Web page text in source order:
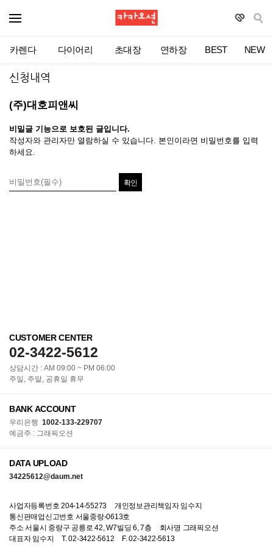
카렌다 다이어리 초대장 연하장 BEST NEW
신청내역
(주)대호피앤씨
비밀글 기능으로 보호된 글입니다.
작성자와 관리자만 열람하실 수 있습니다. 본인이라면 비밀번호를 입력
하세요.
CUSTOMER CENTER
02-3422-5612
상담시간 : AM 09:00 ~ PM 06:00
주일, 주말, 공휴일 휴무
BANK ACCOUNT
우리은행 1002-133-229707
예금주 : 그래픽오션
DATA UPLOAD
34225612@daum.net
사업자등록번호 204-14-55273
개인정보관리책임자 임수지
통신판매업신고번호 서울중랑-0613호
주소 서울시 중랑구 공릉로 42, W7빌딩 6, 7층
회사명 그래픽오션
대표자 임수지
T. 02-3422-5612
F. 02-3422-5613